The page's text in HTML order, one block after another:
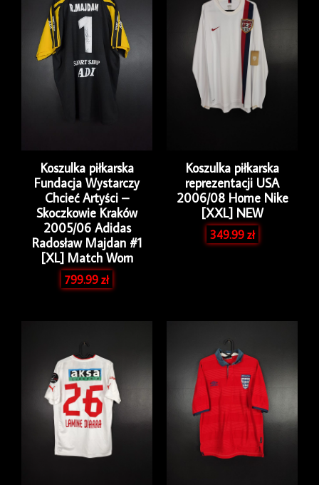
Match
Issue
Koszulka piłkarska
Fundacja Wystarczy
Chcieć Artyści –
Skoczkowie Kraków
2005/06 Adidas
Radosław Majdan #1
[XL] Match Worn
799.99zł
Koszulka piłkarska
reprezentacji USA
2006/08 Home Nike
[XXL] NEW
349.99zł